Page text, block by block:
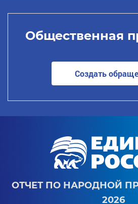
Общественная
Создать
ОТЧЕТ ПО НАРОДНОЙ
2026